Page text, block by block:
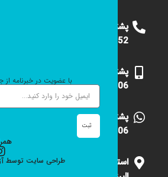
پشتیبانی
09124375652
پشتیبانی
09101531006
پشتیبانی
09101531006
استان
با عضویت در خبرنامه
ثبت
طراحی سایت توسط